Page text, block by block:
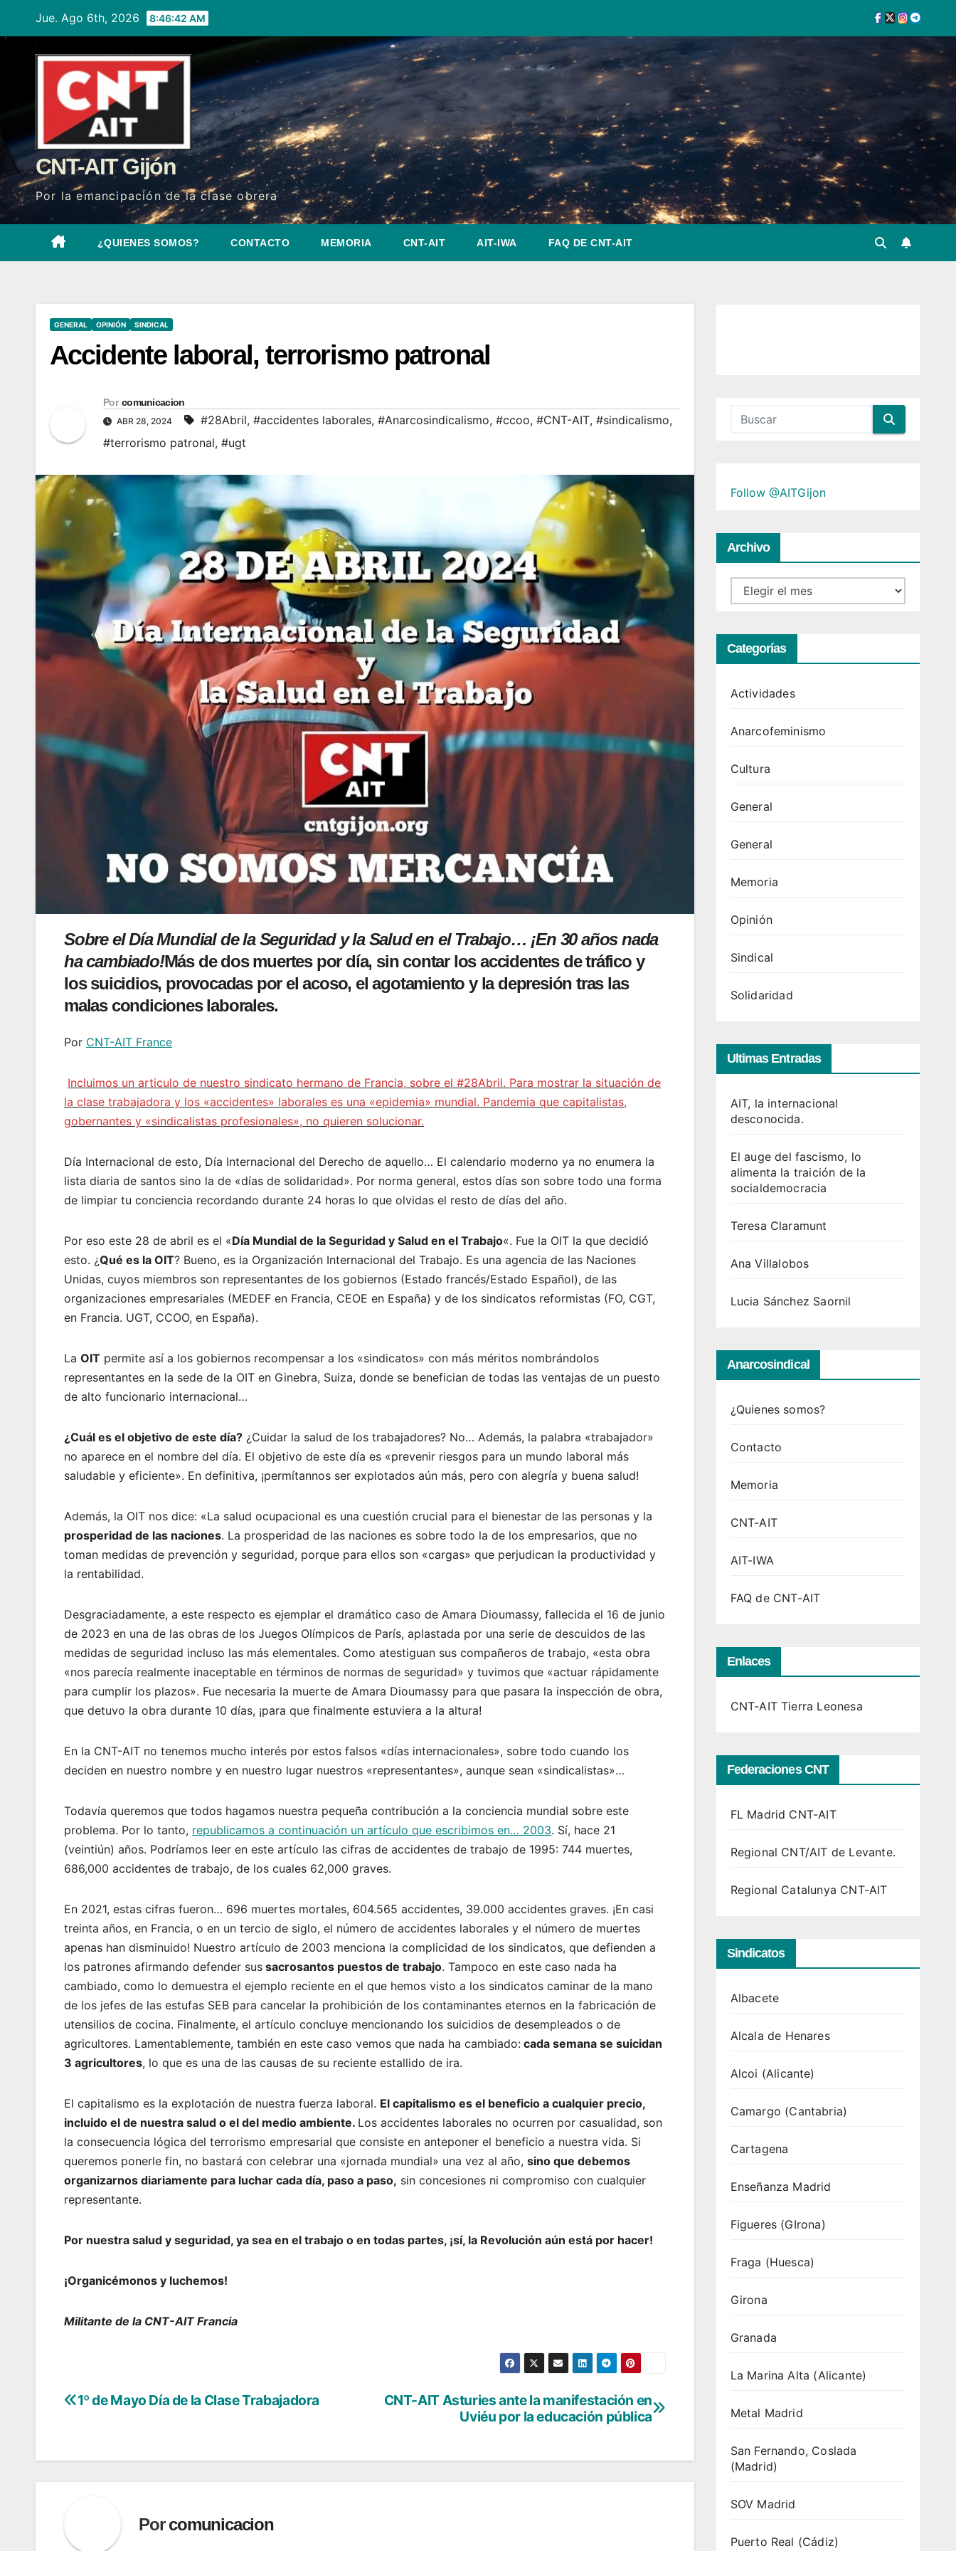
contenido
Jue. Ago 6th, 2026 8:46:43 AM
CNT-AIT Gijón
Por la emancipación de la clase obrera
¿QUIENES SOMOS? CONTACTO MEMORIA CNT-AIT AIT-IWA FAQ DE CNT-AIT
GENERAL OPINIÓN SINDICAL
Accidente laboral, terrorismo patronal
Por comunicacion
ABR 28, 2024 #28Abril, #accidentes laborales, #Anarcosindicalismo, #ccoo, #CNT-AIT, #sindicalismo,
#terrorismo patronal, #ugt
Sobre el Día Mundial de la Seguridad y la Salud en el Trabajo… ¡En 30 años nada
ha cambiado!Más de dos muertes por día, sin contar los accidentes de tráfico y
los suicidios, provocadas por el acoso, el agotamiento y la depresión tras las
malas condiciones laborales.
Por CNT-AIT France
Incluimos un articulo de nuestro sindicato hermano de Francia, sobre el #28Abril. Para mostrar la situación de
la clase trabajadora y los «accidentes» laborales es una «epidemia» mundial. Pandemia que capitalistas,
gobernantes y «sindicalistas profesionales», no quieren solucionar.
Día Internacional de esto, Día Internacional del Derecho de aquello… El calendario moderno ya no enumera la
lista diaria de santos sino la de «días de solidaridad». Por norma general, estos días son sobre todo una forma
de limpiar tu conciencia recordando durante 24 horas lo que olvidas el resto de días del año.
Por eso este 28 de abril es el «Día Mundial de la Seguridad y Salud en el Trabajo«. Fue la OIT la que decidió
esto. ¿Qué es la OIT? Bueno, es la Organización Internacional del Trabajo. Es una agencia de las Naciones
Unidas, cuyos miembros son representantes de los gobiernos (Estado francés/Estado Español), de las
organizaciones empresariales (MEDEF en Francia, CEOE en España) y de los sindicatos reformistas (FO, CGT,
en Francia. UGT, CCOO, en España).
La OIT permite así a los gobiernos recompensar a los «sindicatos» con más méritos nombrándolos
representantes en la sede de la OIT en Ginebra, Suiza, donde se benefician de todas las ventajas de un puesto
de alto funcionario internacional…
¿Cuál es el objetivo de este día? ¿Cuidar la salud de los trabajadores? No… Además, la palabra «trabajador»
no aparece en el nombre del día. El objetivo de este día es «prevenir riesgos para un mundo laboral más
saludable y eficiente». En definitiva, ¡permítannos ser explotados aún más, pero con alegría y buena salud!
Además, la OIT nos dice: «La salud ocupacional es una cuestión crucial para el bienestar de las personas y la
prosperidad de las naciones. La prosperidad de las naciones es sobre todo la de los empresarios, que no
toman medidas de prevención y seguridad, porque para ellos son «cargas» que perjudican la productividad y
la rentabilidad.
Desgraciadamente, a este respecto es ejemplar el dramático caso de Amara Dioumassy, fallecida el 16 de junio
de 2023 en una de las obras de los Juegos Olímpicos de París, aplastada por una serie de descuidos de las
medidas de seguridad incluso las más elementales. Como atestiguan sus compañeros de trabajo, «esta obra
«nos parecía realmente inaceptable en términos de normas de seguridad» y tuvimos que «actuar rápidamente
para cumplir los plazos». Fue necesaria la muerte de Amara Dioumassy para que pasara la inspección de obra,
que detuvo la obra durante 10 días, ¡para que finalmente estuviera a la altura!
En la CNT-AIT no tenemos mucho interés por estos falsos «días internacionales», sobre todo cuando los
deciden en nuestro nombre y en nuestro lugar nuestros «representantes», aunque sean «sindicalistas»…
Todavía queremos que todos hagamos nuestra pequeña contribución a la conciencia mundial sobre este
problema. Por lo tanto, republicamos a continuación un artículo que escribimos en… 2003. Sí, hace 21
(veintiún) años. Podríamos leer en este artículo las cifras de accidentes de trabajo de 1995: 744 muertes,
686,000 accidentes de trabajo, de los cuales 62,000 graves.
En 2021, estas cifras fueron… 696 muertes mortales, 604.565 accidentes, 39.000 accidentes graves. ¡En casi
treinta años, en Francia, o en un tercio de siglo, el número de accidentes laborales y el número de muertes
apenas han disminuido! Nuestro artículo de 2003 menciona la complicidad de los sindicatos, que defienden a
los patrones afirmando defender sus sacrosantos puestos de trabajo. Tampoco en este caso nada ha
cambiado, como lo demuestra el ejemplo reciente en el que hemos visto a los sindicatos caminar de la mano
de los jefes de las estufas SEB para cancelar la prohibición de los contaminantes eternos en la fabricación de
utensilios de cocina. Finalmente, el artículo concluye mencionando los suicidios de desempleados o de
agricultores. Lamentablemente, también en este caso vemos que nada ha cambiado: cada semana se suicidan
3 agricultores, lo que es una de las causas de su reciente estallido de ira.
El capitalismo es la explotación de nuestra fuerza laboral. El capitalismo es el beneficio a cualquier precio,
incluido el de nuestra salud o el del medio ambiente. Los accidentes laborales no ocurren por casualidad, son
la consecuencia lógica del terrorismo empresarial que consiste en anteponer el beneficio a nuestra vida. Si
queremos ponerle fin, no bastará con celebrar una «jornada mundial» una vez al año, sino que debemos
organizarnos diariamente para luchar cada día, paso a paso, sin concesiones ni compromiso con cualquier
representante.
Por nuestra salud y seguridad, ya sea en el trabajo o en todas partes, ¡sí, la Revolución aún está por hacer!
¡Organicémonos y luchemos!
Militante de la CNT-AITFrancia
Navegación
entradas
CNT-AIT Asturies ante la manifestación en
Uviéu por la educación pública
1º de Mayo Día de la Clase Trabajadora
Porcomunicacion
Follow @AITGijon
Archivo
Archivo
Categorías
Actividades
Anarcofeminismo
Cultura
General
General
Memoria
Opinión
Sindical
Solidaridad
Ultimas Entradas
AIT, la internacional
desconocida.
El auge del fascismo, lo
alimenta la traición de la
socialdemocracia
Teresa Claramunt
Ana Villalobos
Lucia Sánchez Saornil
Anarcosindical
¿Quienes somos?
Contacto
Memoria
CNT-AIT
AIT-IWA
FAQ de CNT-AIT
Enlaces
CNT-AIT Tierra Leonesa
Federaciones CNT
FL Madrid CNT-AIT
Regional CNT/AIT de Levante.
Regional Catalunya CNT-AIT
Sindicatos
Albacete
Alcala de Henares
Alcoi (Alicante)
Camargo (Cantabria)
Cartagena
Enseñanza Madrid
Figueres (GIrona)
Fraga (Huesca)
Girona
Granada
La Marina Alta (Alicante)
Metal Madrid
San Fernando, Coslada
(Madrid)
SOV Madrid
Puerto Real (Cádiz)